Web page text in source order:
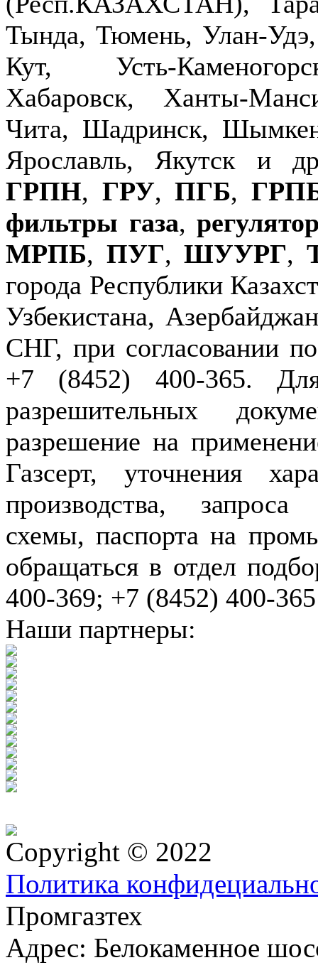
Тында, Тюмень, Улан-
Кут, Усть-
Хабаровск, Ханты-
Чита, Шадринск,
Ярославль, Якутск и
ГРПН, ГРУ,ПГБ,
фильтры газа,
МРПБ, ПУГ,ШУУРГ,
города Республики
Узбекистана,
СНГ, при согласовании
+7 (8452) 400-365.
разрешительных
разрешение на
Газсерт, уточнения
производства,
схемы, паспорта на
обращаться в отдел
400-369; +7 (8452) 400-365
Наши партнеры:
Copyright © 2022
Политика
Промгазтех
Адрес: Белокаменное